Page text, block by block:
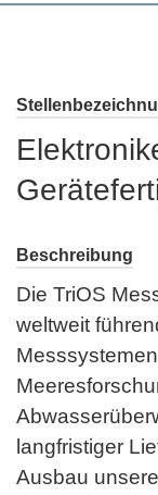
Beschreibung
Die TriOS
weltweit
langfristiger
Ausbau